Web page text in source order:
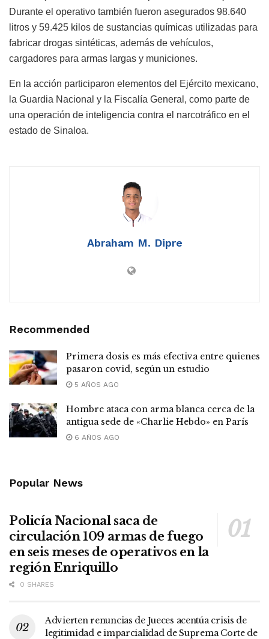
Durante el operativo también fueron asegurados 98.640
litros y 59.425 kilos de sustancias químicas utilizadas para
fabricar drogas sintéticas, además de vehículos,
cargadores para armas largas y municiones.
En la acción participaron elementos del Ejército mexicano,
la Guardia Nacional y la Fiscalía General, como parte de
una operación de inteligencia contra el narcotráfico en el
estado de Sinaloa.
Abraham M. Dipre
Recommended
Primera dosis es más efectiva entre quienes
pasaron covid, según un estudio
5 AÑOS AGO
Hombre ataca con arma blanca cerca de la
antigua sede de «Charlie Hebdo» en París
6 AÑOS AGO
Popular News
Policía Nacional saca de
circulación 109 armas de fuego
en seis meses de operativos en la
región Enriquillo
0 SHARES
Advierten renuncias de Jueces acentúa crisis de
legitimidad e imparcialidad de Suprema Corte de